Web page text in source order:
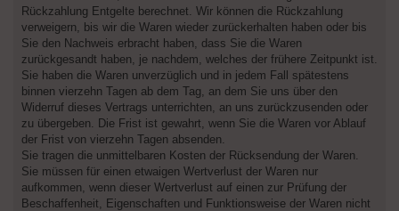
Rückzahlung Entgelte berechnet. Wir können die Rückzahlung
verweigern, bis wir die Waren wieder zurückerhalten haben oder bis
Sie den Nachweis erbracht haben, dass Sie die Waren
zurückgesandt haben, je nachdem, welches der frühere Zeitpunkt ist.
Sie haben die Waren unverzüglich und in jedem Fall spätestens
binnen vierzehn Tagen ab dem Tag, an dem Sie uns über den
Widerruf dieses Vertrags unterrichten, an uns zurückzusenden oder
zu übergeben. Die Frist ist gewahrt, wenn Sie die Waren vor Ablauf
der Frist von vierzehn Tagen absenden.
Sie tragen die unmittelbaren Kosten der Rücksendung der Waren.
Sie müssen für einen etwaigen Wertverlust der Waren nur
aufkommen, wenn dieser Wertverlust auf einen zur Prüfung der
Beschaffenheit, Eigenschaften und Funktionsweise der Waren nicht